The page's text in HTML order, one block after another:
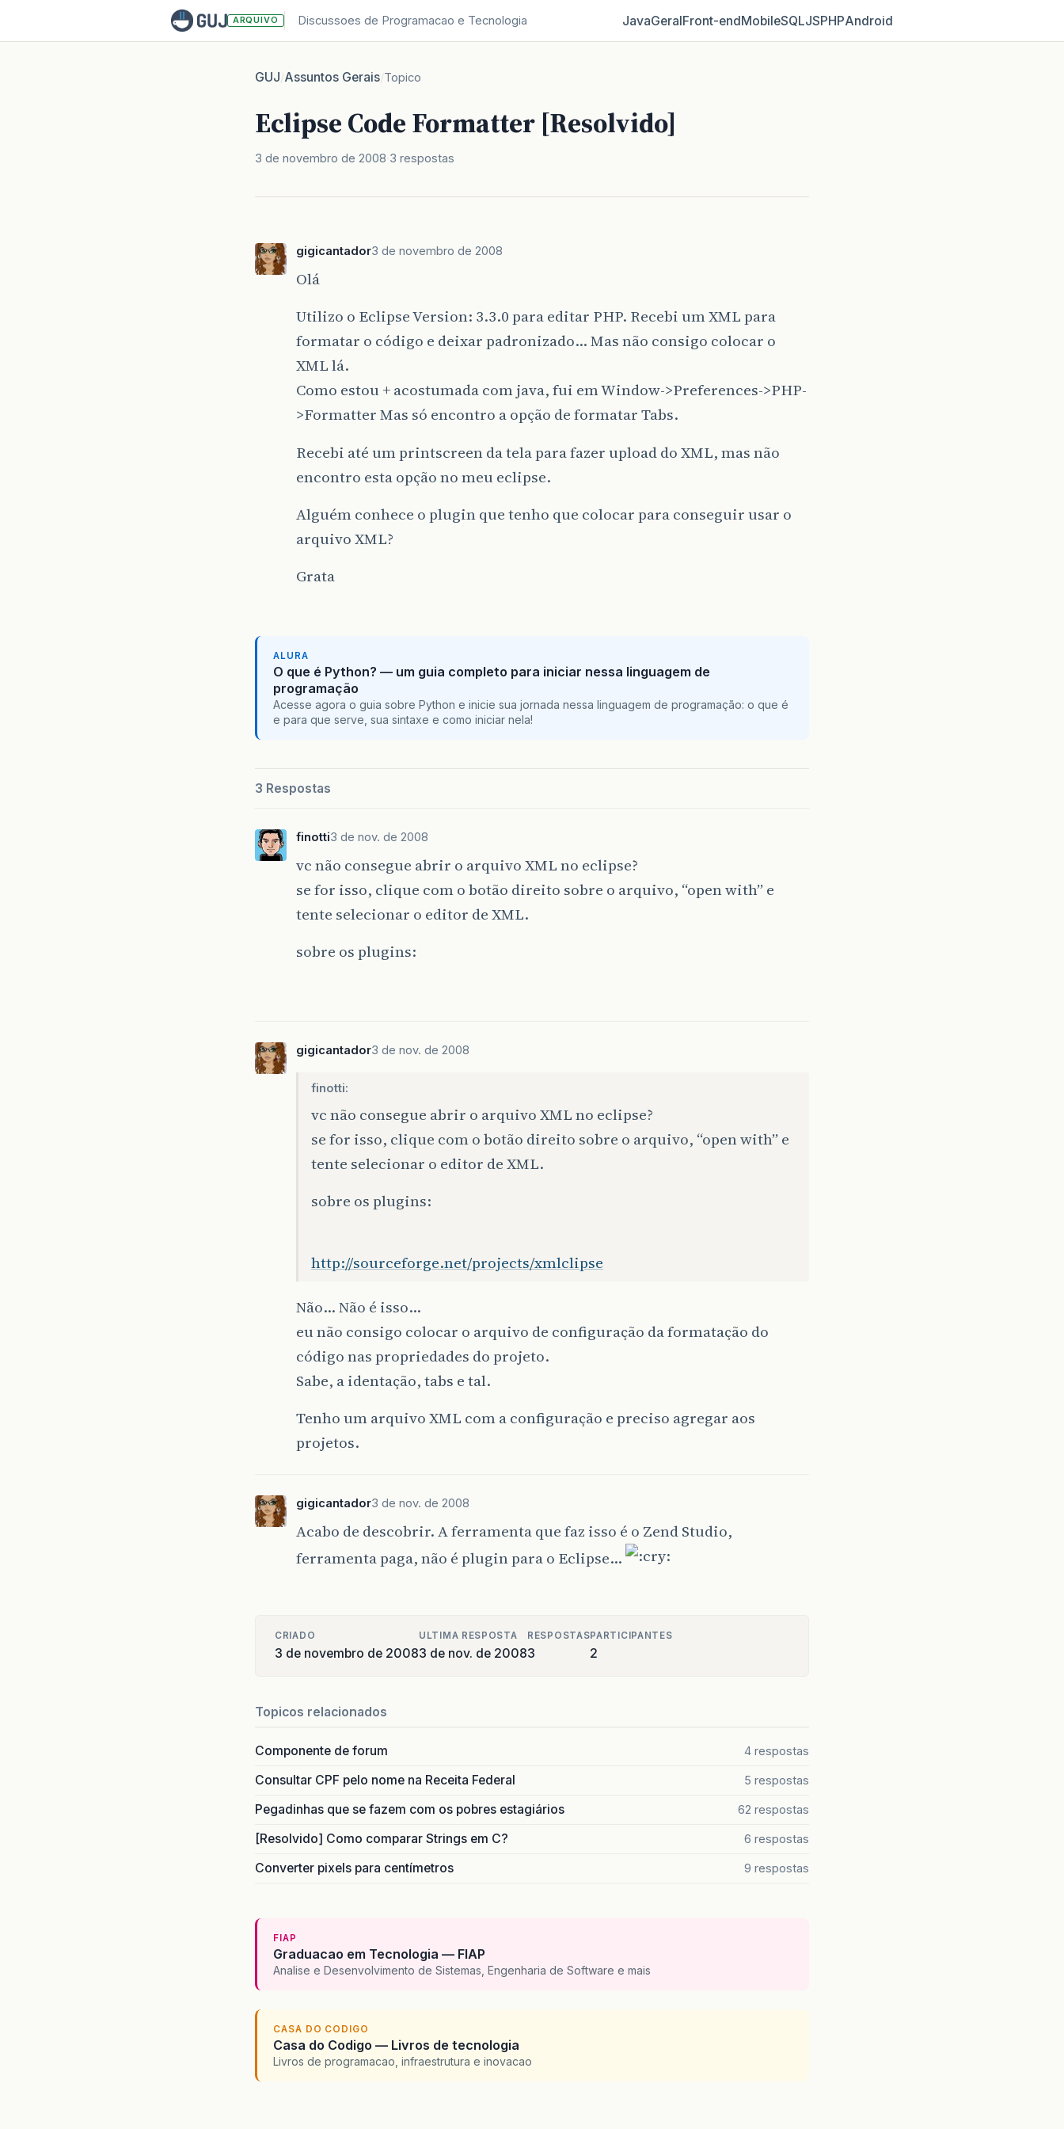
ARQUIVO Discussoes de Programacao e Tecnologia JavaGeralFront‑endMobileSQLJSPHPAndroid
GUJ/Assuntos Gerais/Topico
Eclipse Code Formatter [Resolvido]
3 de novembro de 2008 3 respostas
gigicantador3 de novembro de 2008
Olá
Utilizo o Eclipse Version: 3.3.0 para editar PHP. Recebi um XML para
formatar o código e deixar padronizado… Mas não consigo colocar o
XML lá.
Como estou + acostumada com java, fui em Window->Preferences->PHP-
>Formatter Mas só encontro a opção de formatar Tabs.
Recebi até um printscreen da tela para fazer upload do XML, mas não
encontro esta opção no meu eclipse.
Alguém conhece o plugin que tenho que colocar para conseguir usar o
arquivo XML?
Grata
ALURA
O que é Python? — um guia completo para iniciar nessa linguagem de
programação
Acesse agora o guia sobre Python e inicie sua jornada nessa linguagem de programação: o que é
e para que serve, sua sintaxe e como iniciar nela!
3 Respostas
finotti3 de nov. de 2008
vc não consegue abrir o arquivo XML no eclipse?
se for isso, clique com o botão direito sobre o arquivo, “open with” e
tente selecionar o editor de XML.
sobre os plugins:
gigicantador3 de nov. de 2008
finotti:
vc não consegue abrir o arquivo XML no eclipse?
se for isso, clique com o botão direito sobre o arquivo, “open with” e
tente selecionar o editor de XML.
sobre os plugins:
http://sourceforge.net/projects/xmlclipse
Não… Não é isso…
eu não consigo colocar o arquivo de configuração da formatação do
código nas propriedades do projeto.
Sabe, a identação, tabs e tal.
Tenho um arquivo XML com a configuração e preciso agregar aos
projetos.
gigicantador3 de nov. de 2008
Acabo de descobrir. A ferramenta que faz isso é o Zend Studio,
ferramenta paga, não é plugin para o Eclipse…
CRIADO
3 de novembro de 2008
ULTIMA RESPOSTA
3 de nov. de 2008
RESPOSTAS
3
PARTICIPANTES
2
Topicos relacionados
Componente de forum 4 respostas
Consultar CPF pelo nome na Receita Federal 5 respostas
Pegadinhas que se fazem com os pobres estagiários 62 respostas
[Resolvido] Como comparar Strings em C? 6 respostas
Converter pixels para centímetros 9 respostas
FIAP
Graduacao em Tecnologia — FIAP
Analise e Desenvolvimento de Sistemas, Engenharia de Software e mais
CASA DO CODIGO
Casa do Codigo — Livros de tecnologia
Livros de programacao, infraestrutura e inovacao